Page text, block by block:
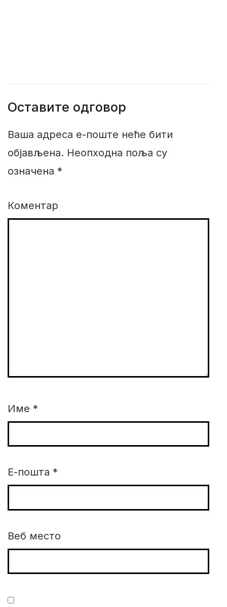
Оставите одговор
Ваша адреса е-поште неће бити
објављена. Неопходна поља су
означена *
Коментар
Име *
Е-пошта *
Веб место